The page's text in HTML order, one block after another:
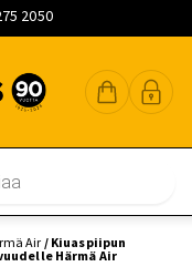
2050
Air / Kiuaspiipun
Härmä Air